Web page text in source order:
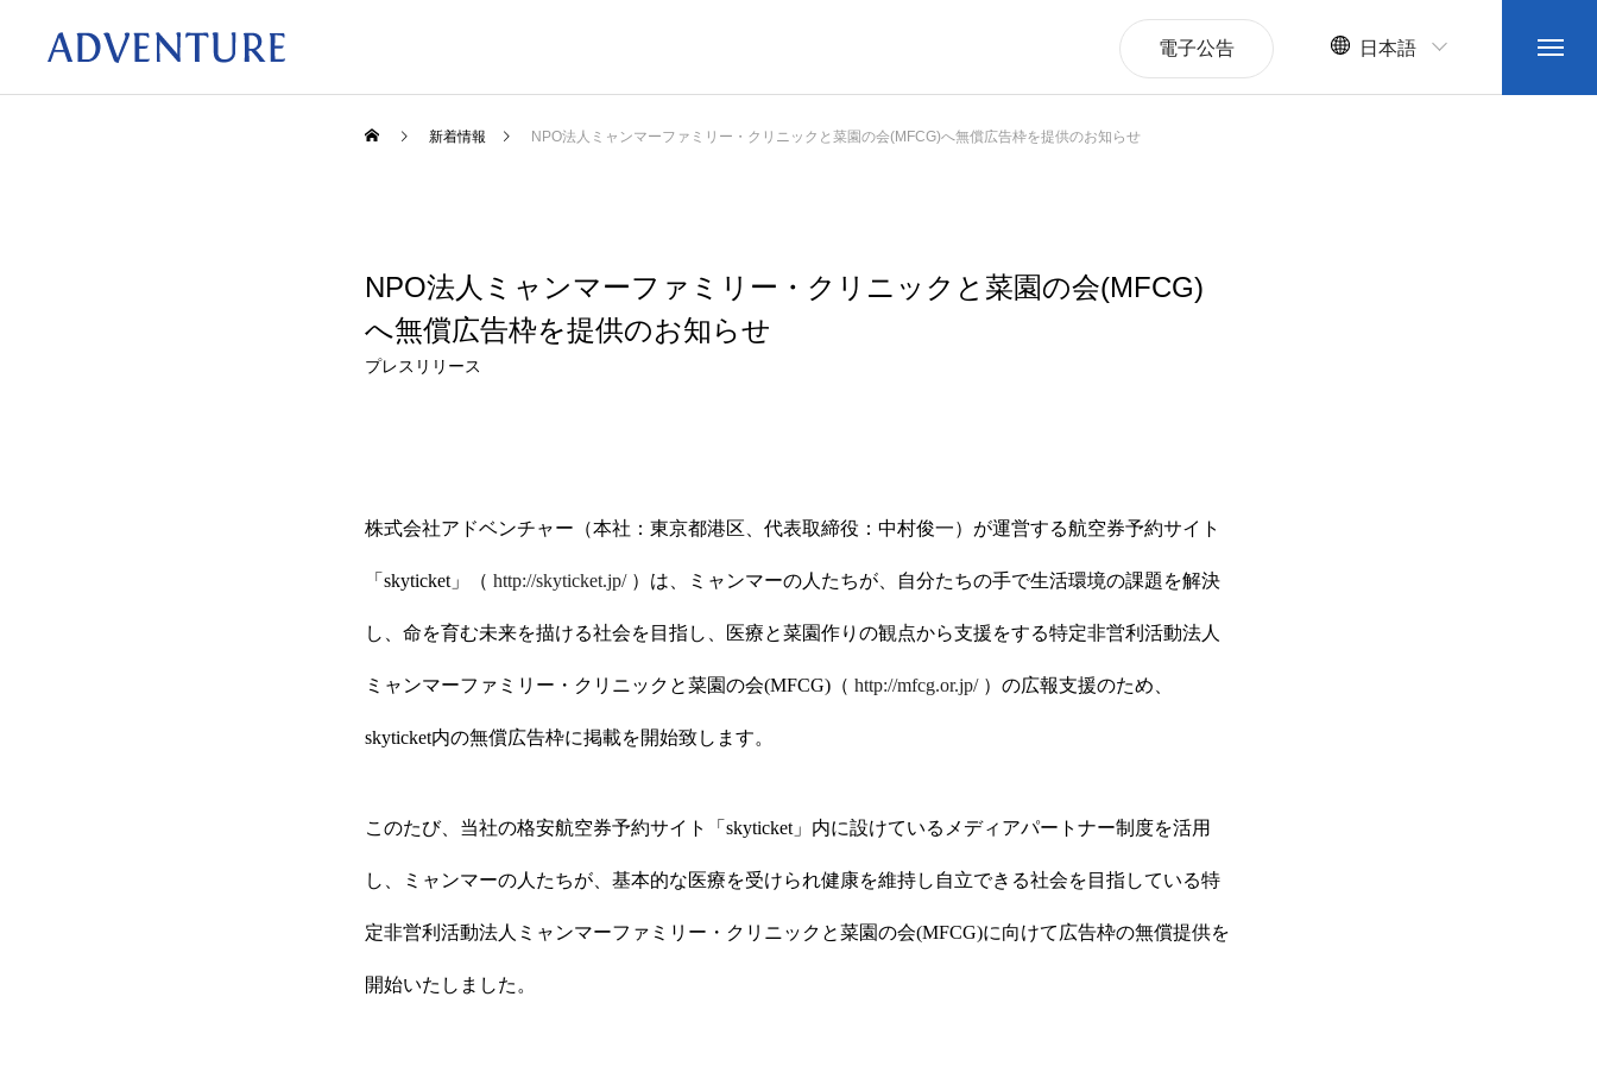
電子公告 日本語
新着情報 NPO法人ミャンマーファミリー・クリニックと菜園の会(MFCG)へ無償広告枠を提供のお知らせ
NPO法人ミャンマーファミリー・クリニックと菜園の会(MFCG)
へ無償広告枠を提供のお知らせ
プレスリリース
株式会社アドベンチャー（本社：東京都港区、代表取締役：中村俊一）が運営する航空券予約サイト
「skyticket」（ http://skyticket.jp/）は、ミャンマーの人たちが、自分たちの手で生活環境の課題を解決
し、命を育む未来を描ける社会を目指し、医療と菜園作りの観点から支援をする特定非営利活動法人
ミャンマーファミリー・クリニックと菜園の会(MFCG)（ http://mfcg.or.jp/）の広報支援のため、
skyticket内の無償広告枠に掲載を開始致します。
このたび、当社の格安航空券予約サイト「skyticket」内に設けているメディアパートナー制度を活用
し、ミャンマーの人たちが、基本的な医療を受けられ健康を維持し自立できる社会を目指している特
定非営利活動法人ミャンマーファミリー・クリニックと菜園の会(MFCG)に向けて広告枠の無償提供を
開始いたしました。